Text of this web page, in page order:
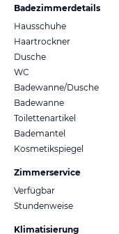
Badezimmerdetails
Hausschuhe
Haartrockner
Dusche
WC
Badewanne/Dusche
Badewanne
Toilettenartikel
Bademantel
Kosmetikspiegel
Zimmerservice
Verfügbar
Stundenweise
Klimatisierung